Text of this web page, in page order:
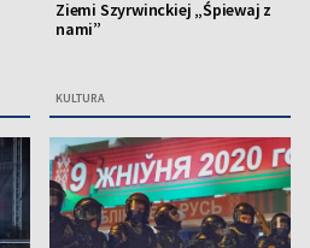
Ziemi Szyrwinckiej „Śpiewaj z
nami”
KULTURA